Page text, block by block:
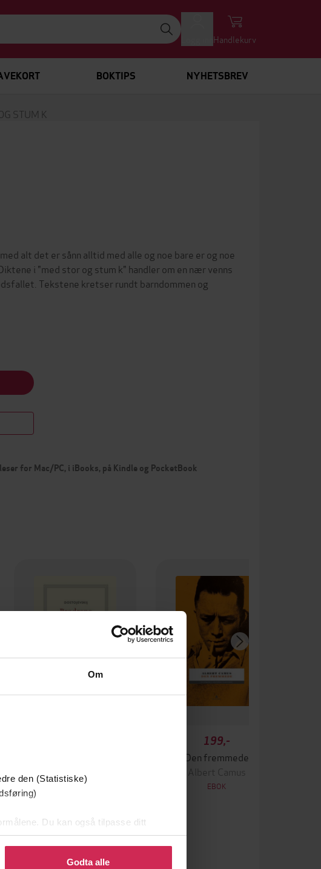
Om
den (Statistiske)
Du kan også tilpasse ditt
tilbake eller endre ditt samtykke.
Godta alle
Handlekurv
BOKTIPS NYHETSBREV
STUM K
alt det er sånn alltid med alle og noe bare er og noe
i "med stor og stum k" handler om en nær venns
Tekstene kretser rundt barndommen og
for Mac/PC, i iBooks, på Kindle og PocketBook
EBOK
199,-
Den fremmede
Albert Camus
EBOK
Format